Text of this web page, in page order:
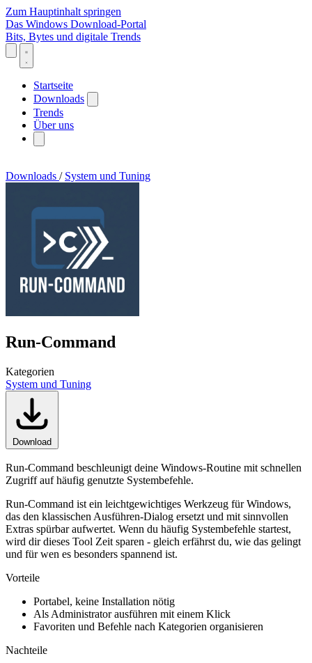
Zum Hauptinhalt springen
Das Windows Download-Portal
Bits, Bytes und digitale Trends
Startseite
Downloads
Trends
Über uns
Downloads / System und Tuning
Run-Command
Kategorien
System und Tuning
Download
Run-Command beschleunigt deine Windows-Routine mit schnellen
Zugriff auf häufig genutzte Systembefehle.
Run-Command ist ein leichtgewichtiges Werkzeug für Windows,
das den klassischen Ausführen-Dialog ersetzt und mit sinnvollen
Extras spürbar aufwertet. Wenn du häufig Systembefehle startest,
wird dir dieses Tool Zeit sparen - gleich erfährst du, wie das gelingt
und für wen es besonders spannend ist.
Vorteile
Portabel, keine Installation nötig
Als Administrator ausführen mit einem Klick
Favoriten und Befehle nach Kategorien organisieren
Nachteile